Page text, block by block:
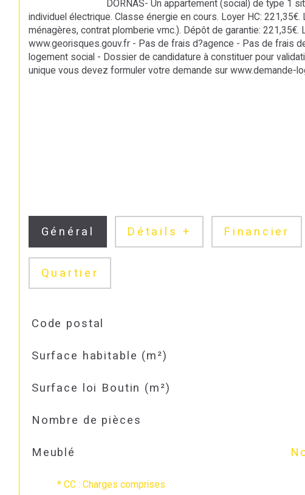
individuel électrique. Classe énergie en cours. Loyer HC:
ménagères, contrat plomberie vmc.). Dépôt de garantie:
www.georisques.gouv.fr - Pas de frais d?agence - Pas de frais
logement social - Dossier de candidature à constituer pour
unique vous devez formuler votre demande sur www.demande-
Général Détails + Financier
Quartier
TRAD_SIROCCO_Caracteristique
Code postal
Surface habitable (m²)
Surface loi Boutin (m²)
Nombre de pièces
Meublé
* CC : Charges comprises